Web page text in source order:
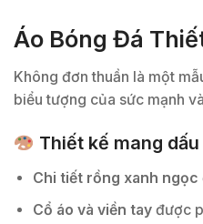
Áo Bóng Đá
Không đơn thuần là một
biểu tượng của sức mạnh
Thiết kế mang
Chi tiết rồng xanh ngọc
Cổ áo và viền tayđược